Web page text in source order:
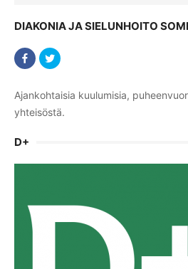
DIAKONIA JA SIELUNHOITO
Ajankohtaisia kuulumisia,
yhteisöstä.
D+